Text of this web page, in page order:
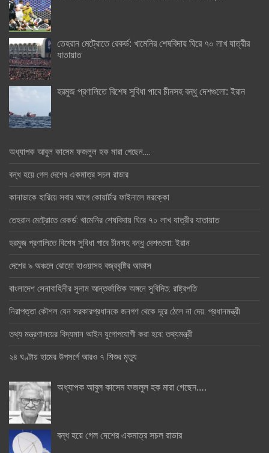
তেহরান মেট্রোতে রেকর্ড: খামেনির শেষবিদায় ঘিরে ৭০ লাখ যাত্রীর
যাতায়াত
হরমুজ প্রণালিতে বিশেষ সুবিধা পাবে চীনসহ বন্ধু দেশগুলো: ইরান
অধ্যাপক আবুল কাসেম ফজলুল হক মারা গেছেন….
বন্ধ হয়ে গেল দেশের একমাত্র সচল রাডার
কানাডাকে হারিয়ে সবার আগে কোয়ার্টার ফাইনালে মরক্কো
তেহরান মেট্রোতে রেকর্ড: খামেনির শেষবিদায় ঘিরে ৭০ লাখ যাত্রীর যাতায়াত
হরমুজ প্রণালিতে বিশেষ সুবিধা পাবে চীনসহ বন্ধু দেশগুলো: ইরান
দেশের ৯ অঞ্চলে ঝোড়ো হাওয়াসহ বজ্রবৃষ্টির আভাস
বাংলাদেশ সেনাবাহিনীর সুনাম আন্তর্জাতিক অঙ্গনে সুবিদিত: রাষ্ট্রপতি
নিরাপত্তা কৌশল যেন সরকারপ্রধানকে জনগণ থেকে দূরে ঠেলে না দেয়: প্রধানমন্ত্রী
তথ্য মন্ত্রণালয়ের বিদ্যমান আইন যুগোপযোগী করা হবে: তথ্যমন্ত্রী
২৪ ঘণ্টায় হামের উপসর্গে আরও ৭ শিশুর মৃত্যু
অধ্যাপক আবুল কাসেম ফজলুল হক মারা গেছেন….
বন্ধ হয়ে গেল দেশের একমাত্র সচল রাডার